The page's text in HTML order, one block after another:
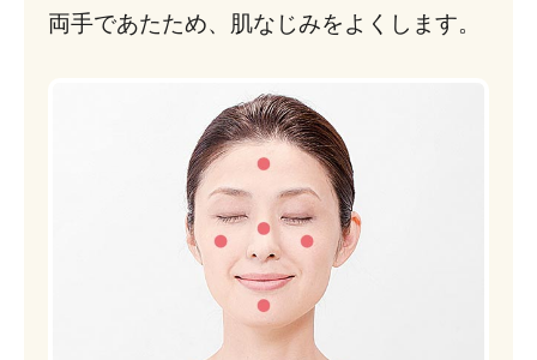
両手であたため、肌なじみをよくします。